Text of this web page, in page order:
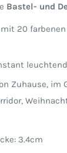
Bastel- und
mit 20 farbenen
Zuhause, im
3.4cm